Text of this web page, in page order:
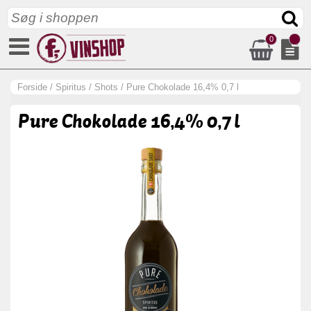
0
Forside / Spiritus / Shots / Pure Chokolade 16,4% 0,7 l
Pure Chokolade 16,4% 0,7 l